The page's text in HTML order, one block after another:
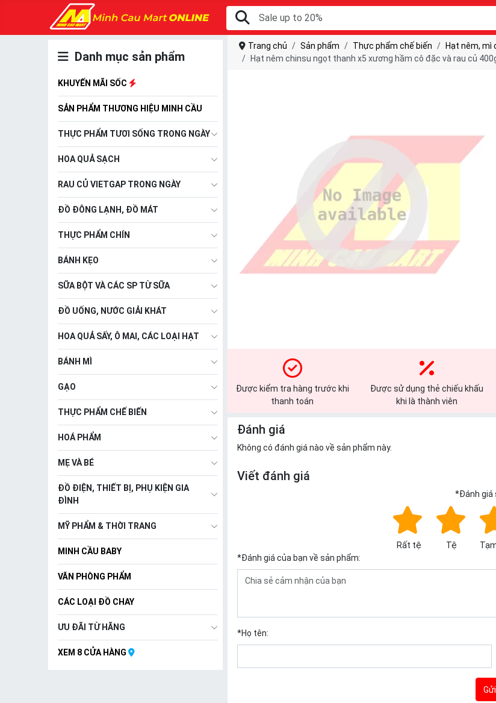
Danh mục sản phẩm
KHUYẾN MÃI SỐC
SẢN PHẨM THƯƠNG HIỆU MINH CẦU
THỰC PHẨM TƯƠI SỐNG TRONG NGÀY
HOA QUẢ SẠCH
RAU CỦ VIETGAP TRONG NGÀY
ĐỒ ĐÔNG LẠNH, ĐỒ MÁT
THỰC PHẨM CHÍN
BÁNH KẸO
SỮA BỘT VÀ CÁC SP TỪ SỮA
ĐỒ UỐNG, NƯỚC GIẢI KHÁT
HOA QUẢ SẤY, Ô MAI, CÁC LOẠI HẠT
BÁNH MÌ
GẠO
THỰC PHẨM CHẾ BIẾN
HOÁ PHẨM
MẸ VÀ BÉ
ĐỒ ĐIỆN, THIẾT BỊ, PHỤ KIỆN GIA
ĐÌNH
MỸ PHẨM & THỜI TRANG
MINH CẦU BABY
VĂN PHÒNG PHẨM
CÁC LOẠI ĐỒ CHAY
ƯU ĐÃI TỪ HÃNG
XEM 8 CỬA HÀNG
Trang chủ Sản phẩm Thực phẩm chế biến
Hạt nêm, mì
Hạt nêm chinsu ngọt thanh x5 xương hầm cô đặc và rau củ
Được kiểm tra hàng trước khi
thanh toán
Được sử dụng thẻ chiếu khấu
khi là thành viên
Đánh giá
Không có đánh giá nào về sản phẩm này.
Viết đánh giá
*Đánh giá
Rất tệ Tệ
*Đánh giá của bạn về sản phẩm:
*Họ tên: